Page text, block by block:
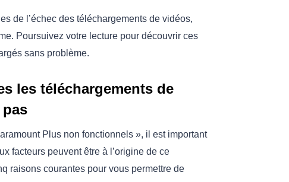
de l’échec des téléchargements de vidéos,
Poursuivez votre lecture pour découvrir ces
sans problème.
les téléchargements de
Plus non fonctionnels », il est important
facteurs peuvent être à l’origine de ce
raisons courantes pour vous permettre de